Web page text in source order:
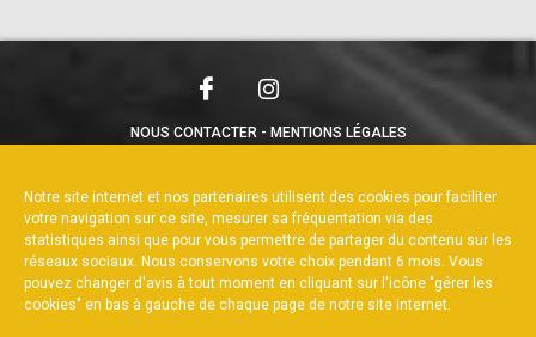
Notre site internet et nos partenaires utilisent des cookies pour faciliter
votre navigation sur ce site, mesurer sa fréquentation via des
statistiques ainsi que pour vous permettre de partager du contenu sur les
réseaux sociaux. Nous conservons votre choix pendant 6 mois. Vous
pouvez changer d'avis à tout moment en cliquant sur l'icône "gérer les
cookies" en bas à gauche de chaque page de notre site internet.
NOUS CONTACTER
MENTIONS LÉGALES
RÉALISÉ PAR L’AGENCE WEB A3WEB